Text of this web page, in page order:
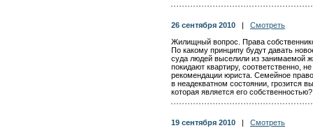
26 сентября 2010
Смотреть
Жилищный вопрос. Права
По какому принципу будут давать
суда людей выселили из занимаемой
покидают квартиру, соответственно,
рекомендации юриста. Семейное
в неадекватном состоянии, грозится
которая является его собственностью?
19 сентября 2010
Смотреть